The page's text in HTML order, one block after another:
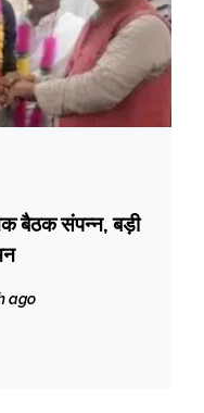
बैठक संपन्न, बड़ी
ago